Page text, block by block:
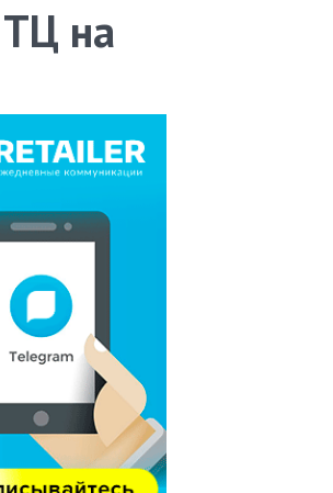
на